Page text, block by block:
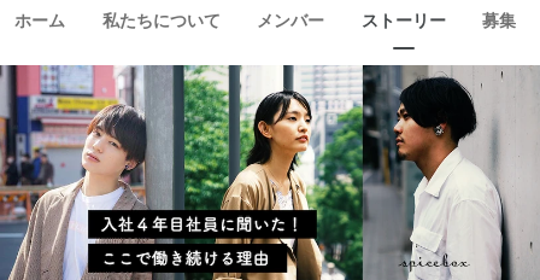
ホーム 私たちについて メンバー ストーリー 募集